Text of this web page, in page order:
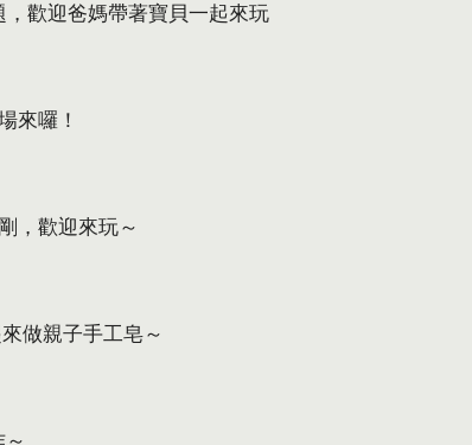
歡迎爸媽帶著寶貝一起來玩
來囉！
，歡迎來玩～
來做親子手工皂～